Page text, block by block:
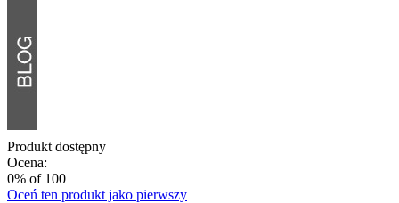
Produkt dostępny
Ocena:
0% of 100
Oceń ten produkt jako pierwszy